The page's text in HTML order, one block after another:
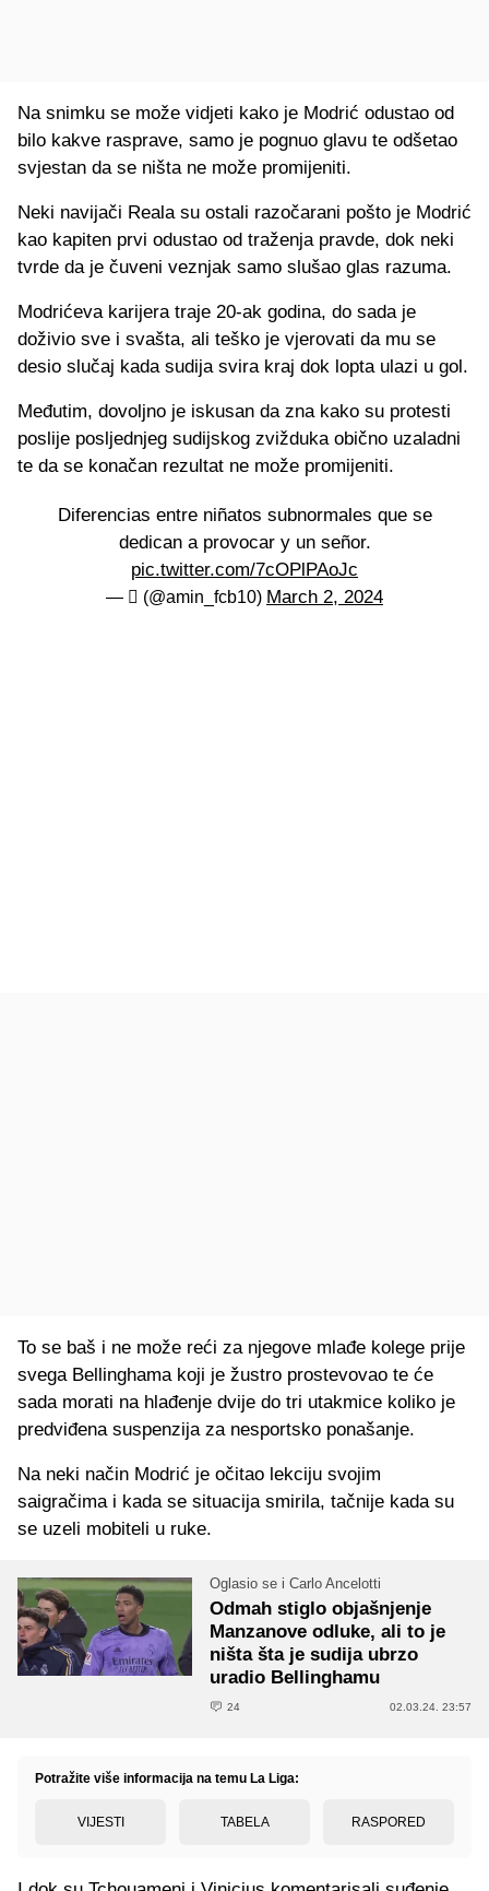
Na snimku se može vidjeti kako je Modrić odustao od
bilo kakve rasprave, samo je pognuo glavu te odšetao
svjestan da se ništa ne može promijeniti.
Neki navijači Reala su ostali razočarani pošto je Modrić
kao kapiten prvi odustao od traženja pravde, dok neki
tvrde da je čuveni veznjak samo slušao glas razuma.
Modrićeva karijera traje 20-ak godina, do sada je
doživio sve i svašta, ali teško je vjerovati da mu se
desio slučaj kada sudija svira kraj dok lopta ulazi u gol.
Međutim, dovoljno je iskusan da zna kako su protesti
poslije posljednjeg sudijskog zvižduka obično uzaladni
te da se konačan rezultat ne može promijeniti.
Diferencias entre niñatos subnormales que se
dedican a provocar y un señor.
pic.twitter.com/7cOPlPAoJc
— ‏ً (@amin_fcb10) March 2, 2024
To se baš i ne može reći za njegove mlađe kolege prije
svega Bellinghama koji je žustro prostevovao te će
sada morati na hlađenje dvije do tri utakmice koliko je
predviđena suspenzija za nesportsko ponašanje.
Na neki način Modrić je očitao lekciju svojim
saigračima i kada se situacija smirila, tačnije kada su
se uzeli mobiteli u ruke.
Oglasio se i Carlo Ancelotti
Odmah stiglo objašnjenje
Manzanove odluke, ali to je
ništa šta je sudija ubrzo
uradio Bellinghamu
24 02.03.24. 23:57
Potražite više informacija na temu La Liga:
VIJESTI TABELA RASPORED